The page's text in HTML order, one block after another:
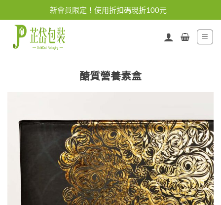
content
新會員限定！使用折扣碼現折100元
醣質營養素盒